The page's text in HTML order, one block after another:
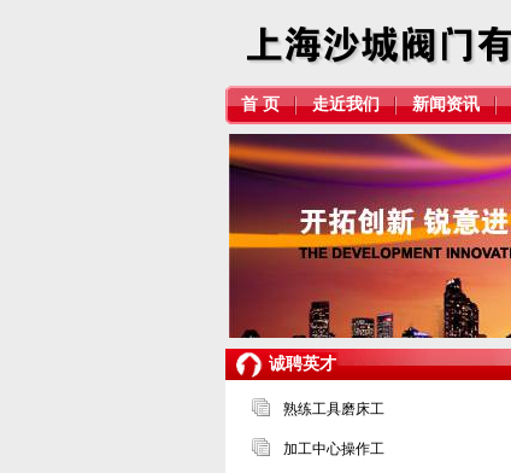
首 页 走近我们 新闻资讯
诚聘英才
熟练工具磨床工
加工中心操作工